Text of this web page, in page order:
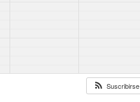
Suscribirse